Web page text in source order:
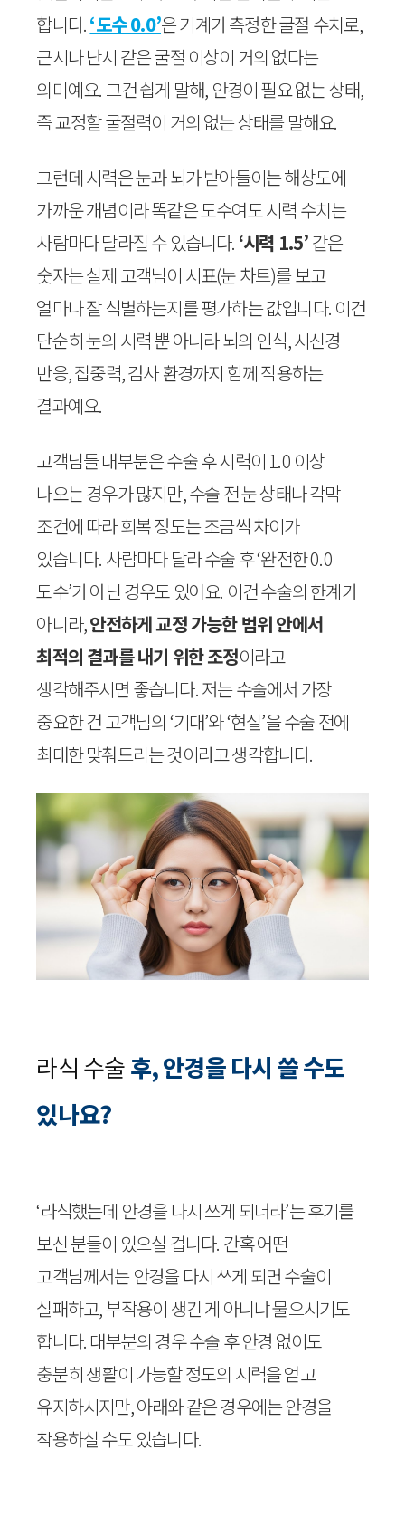
합니다.‘도수 0.0’은 기계가 측정한 굴절 수치로,
근시나 난시 같은 굴절 이상이 거의 없다는
의미예요. 그건 쉽게 말해, 안경이 필요 없는 상태,
즉 교정할 굴절력이 거의 없는 상태를 말해요.
그런데 시력은 눈과 뇌가 받아들이는 해상도에
가까운 개념이라 똑같은 도수여도 시력 수치는
사람마다 달라질 수 있습니다. ‘시력 1.5’같은
숫자는 실제 고객님이 시표(눈 차트)를 보고
얼마나 잘 식별하는지를 평가하는 값입니다. 이건
단순히 눈의 시력 뿐 아니라 뇌의 인식, 시신경
반응, 집중력, 검사 환경까지 함께 작용하는
결과예요.
고객님들 대부분은 수술 후 시력이 1.0 이상
나오는 경우가 많지만, 수술 전 눈 상태나 각막
조건에 따라 회복 정도는 조금씩 차이가
있습니다. 사람마다 달라 수술 후 ‘완전한 0.0
도수’가 아닌 경우도 있어요. 이건 수술의 한계가
아니라,안전하게 교정 가능한 범위 안에서
최적의 결과를 내기 위한 조정이라고
생각해주시면 좋습니다. 저는 수술에서 가장
중요한 건 고객님의 ‘기대’와 ‘현실’을 수술 전에
최대한 맞춰드리는 것이라고 생각합니다.
라식 수술후, 안경을 다시 쓸 수도
있나요?
‘라식했는데 안경을 다시 쓰게 되더라’는 후기를
보신 분들이 있으실 겁니다. 간혹 어떤
고객님께서는 안경을 다시 쓰게 되면 수술이
실패하고, 부작용이 생긴 게 아니냐 물으시기도
합니다. 대부분의 경우 수술 후 안경 없이도
충분히 생활이 가능할 정도의 시력을 얻고
유지하시지만, 아래와 같은 경우에는 안경을
착용하실 수도 있습니다.